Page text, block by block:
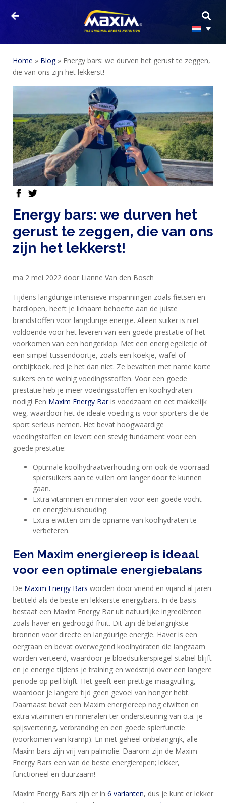
Home » Blog» Energy bars: we durven het gerust te zeggen,
die van ons zijn het lekkerst!
facebook
Energy bars: we durven het
gerust te zeggen, die van ons
zijn het lekkerst!
ma 2 mei 2022 door Lianne Van den Bosch
Tijdens langdurige intensieve inspanningen zoals fietsen en
hardlopen, heeft je lichaam behoefte aan de juiste
brandstoffen voor langdurige energie. Alleen suiker is niet
voldoende voor het leveren van een goede prestatie of het
voorkomen van een hongerklop. Met een energiegelletje of
een simpel tussendoortje, zoals een koekje, wafel of
ontbijtkoek, red je het dan niet. Ze bevatten met name korte
suikers en te weinig voedingsstoffen. Voor een goede
prestatie heb je meer voedingsstoffen en koolhydraten
nodig! Een Maxim Energy Baris voedzaam en eet makkelijk
weg, waardoor het de ideale voeding is voor sporters die de
sport serieus nemen. Het bevat hoogwaardige
voedingstoffen en levert een stevig fundament voor een
goede prestatie:
Optimale koolhydraatverhouding om ook de voorraad
spiersuikers aan te vullen om langer door te kunnen
gaan.
Extra vitaminen en mineralen voor een goede vocht-
en energiehuishouding.
Extra eiwitten om de opname van koolhydraten te
verbeteren.
Een Maxim energiereep is ideaal
voor een optimale energiebalans
De Maxim Energy Bars worden door vriend en vijand al jaren
betiteld als de beste en lekkerste energybars. In de basis
bestaat een Maxim Energy Bar uit natuurlijke ingrediënten
zoals haver en gedroogd fruit. Dit zijn dé belangrijkste
bronnen voor directe en langdurige energie. Haver is een
oergraan en bevat overwegend koolhydraten die langzaam
worden verteerd, waardoor je bloedsuikerspiegel stabiel blijft
en je energie tijdens je training en wedstrijd over een langere
periode op peil blijft. Het geeft een prettige maagvulling,
waardoor je langere tijd geen gevoel van honger hebt.
Daarnaast bevat een Maxim energiereep nog eiwitten en
extra vitaminen en mineralen ter ondersteuning van o.a. je
spijsvertering, verbranding en een goede spierfunctie
(voorkomen van kramp). En niet geheel onbelangrijk, alle
Maxim bars zijn vrij van palmolie. Daarom zijn de Maxim
Energy Bars een van de beste energierepen; lekker,
functioneel en duurzaam!
Maxim Energy Bars zijn er in 6 varianten, dus je kunt er lekker
HOME
SPORTVOEDING
EIWITTEN
EN
HERSTEL
SPORT
EN
DIEET
MAXIM
TRAINING
CIRKEL
NANA
BLOG